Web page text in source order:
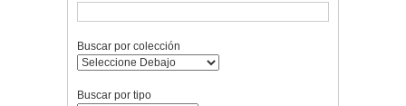
Buscar por colección
Buscar por tipo